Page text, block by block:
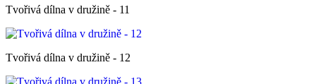
Tvořivá dílna v družině - 11
Tvořivá dílna v družině - 12